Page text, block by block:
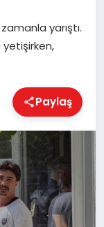
yarıştı.
yetişirken,
Paylaş